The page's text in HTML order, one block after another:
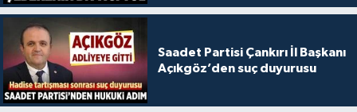
Saadet Partisi Çankırı İl Başkanı
Açıkgöz’den suç duyurusu